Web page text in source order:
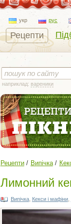
укр рус
Рецепти
наприклад: вареники
Рецепти Випічка
Лимонний
Випічка, Кекси і мафіни,